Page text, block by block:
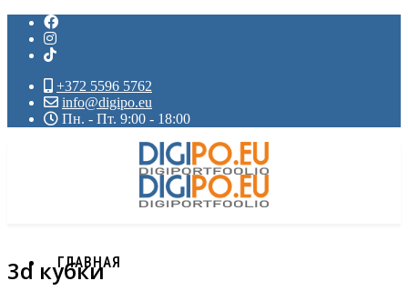
+372 5596 5762
info@digipo.eu
Пн. - Пт. 9:00 - 18:00
ГЛАВНАЯ
3d кубки